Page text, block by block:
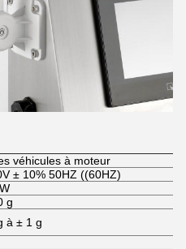
véhicules à moteur
± 10% 50HZ ((60HZ)
g
à ± 1 g